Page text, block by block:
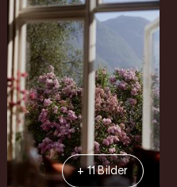
+ 11 Bilder